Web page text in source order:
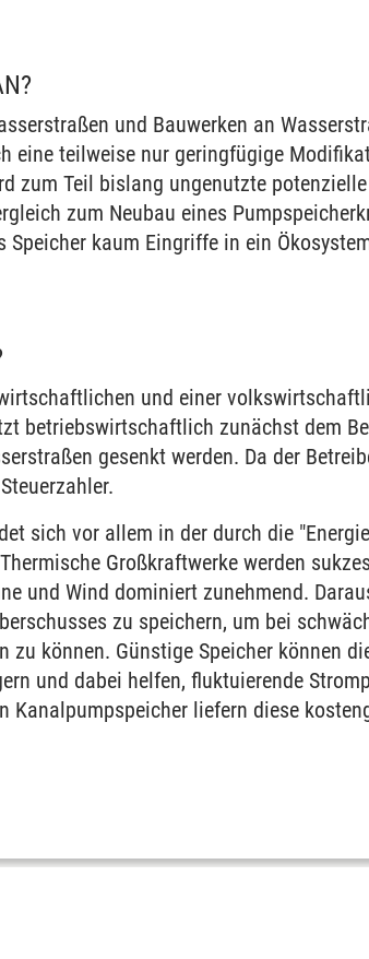
und Bauwerken an
eine teilweise nur geringfügige
zum Teil bislang ungenutzte
zum Neubau eines
kaum Eingriffe in ein
und einer
betriebswirtschaftlich zunächst dem
gesenkt werden. Da der
sich vor allem in der durch die
Großkraftwerke werden
und Wind dominiert zunehmend.
zu speichern, um bei
zu können. Günstige Speicher können
und dabei helfen, fluktuierende
Kanalpumpspeicher liefern diese